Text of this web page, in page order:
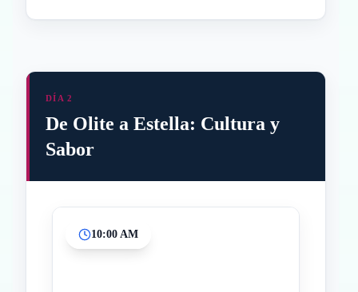
DÍA 2
De Olite a Estella: Cultura y
Sabor
10:00 AM